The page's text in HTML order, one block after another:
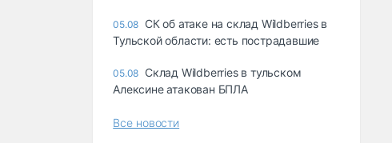
05.08 СК об атаке на склад Wildberries в
Тульской области: есть пострадавшие
05.08 Склад Wildberries в тульском
Алексине атакован БПЛА
Все новости